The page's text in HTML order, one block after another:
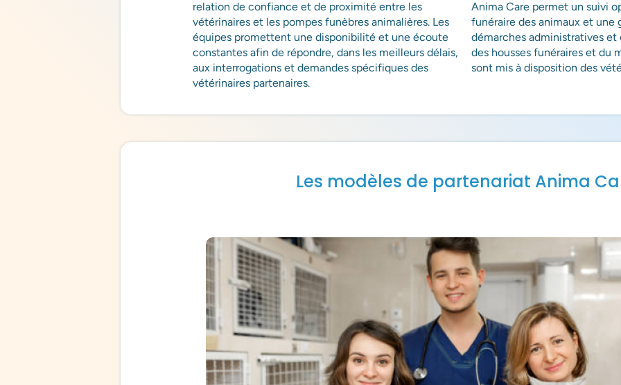
relation de confiance et de proximité entre les
vétérinaires et les pompes funèbres animalières. Les
équipes promettent une disponibilité et une écoute
constantes afin de répondre, dans les meilleurs délais,
aux interrogations et demandes spécifiques des
vétérinaires partenaires.
Anima Care permet un suivi
funéraire des animaux et une
démarches administratives et
des housses funéraires et du
sont mis à disposition des
Les modèles de partenariat Anima